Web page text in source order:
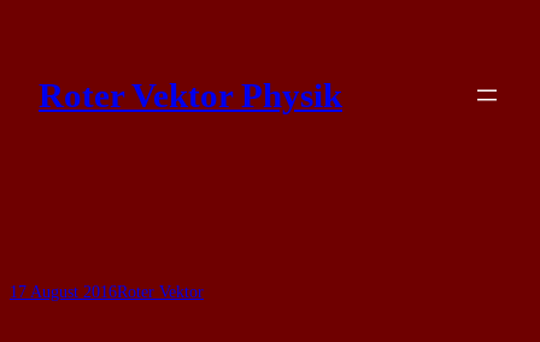
content
Roter Vektor Physik
17 August 2016Roter Vektor